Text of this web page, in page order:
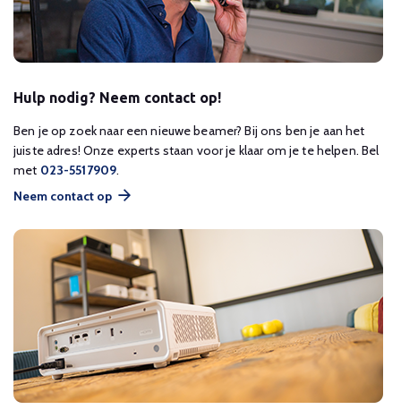
Hulp nodig? Neem contact op!
Ben je op zoek naar een nieuwe beamer? Bij ons ben je aan het
juiste adres! Onze experts staan voor je klaar om je te helpen. Bel
met 023-5517909.
Neem contact op